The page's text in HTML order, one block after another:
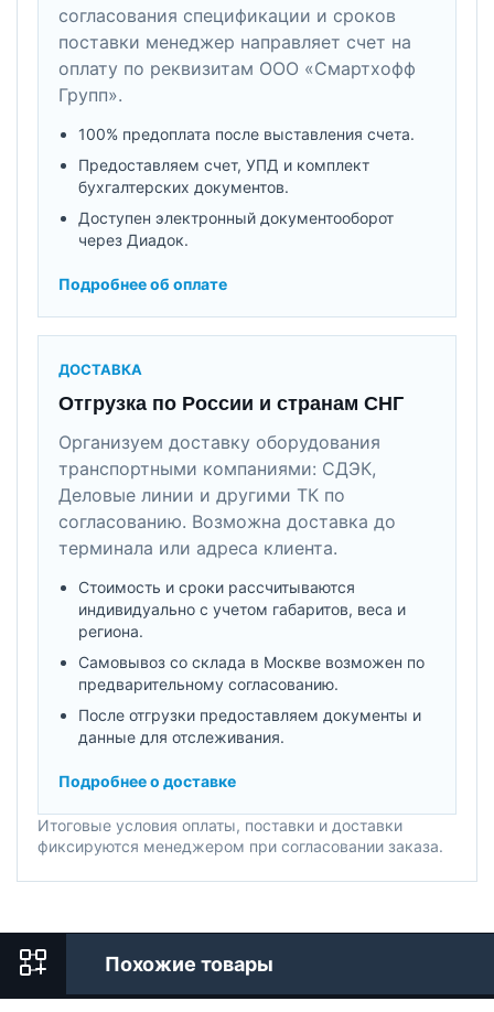
согласования спецификации и сроков
поставки менеджер направляет счет на
оплату по реквизитам ООО «Смартхофф
Групп».
100% предоплата после выставления счета.
Предоставляем счет, УПД и комплект
бухгалтерских документов.
Доступен электронный документооборот
через Диадок.
Подробнее об оплате
ДОСТАВКА
Отгрузка по России и странам СНГ
Организуем доставку оборудования
транспортными компаниями: СДЭК,
Деловые линии и другими ТК по
согласованию. Возможна доставка до
терминала или адреса клиента.
Стоимость и сроки рассчитываются
индивидуально с учетом габаритов, веса и
региона.
Самовывоз со склада в Москве возможен по
предварительному согласованию.
После отгрузки предоставляем документы и
данные для отслеживания.
Подробнее о доставке
Итоговые условия оплаты, поставки и доставки
фиксируются менеджером при согласовании заказа.
Похожие товары